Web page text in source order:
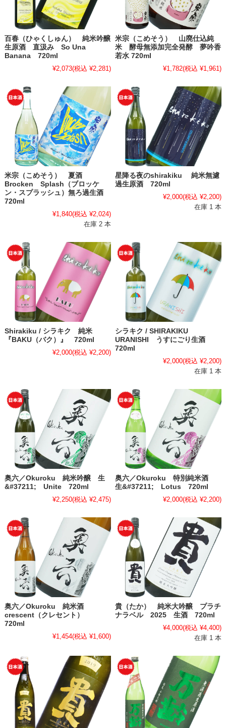
百春（ひゃくしゅん） 純米吟醸
生原酒 直汲み So Una
Banana 720ml
¥2,073(税込 ¥2,281)
米宗（こめそう） 山廃仕込純
米 酵母無添加完全発酵 夢吟香
若水 720ml
¥1,782(税込 ¥1,961)
米宗（こめそう） 夏酒
Brocken Splash（ブロッケ
ン・スプラッシュ）無ろ過生酒
720ml
¥1,840(税込 ¥2,024)
在庫 2 本
星降る夜のshirakiku 純米無濾
過生原酒 720ml
¥2,000(税込 ¥2,200)
在庫 1 本
Shirakiku / シラキク 純米
『BAKU（バク）』 720ml
¥2,000(税込 ¥2,200)
シラキク / SHIRAKIKU
URANISHI うすにごり生酒
720ml
¥2,000(税込 ¥2,200)
在庫 1 本
奥六／Okuroku 純米吟醸 生
&#37211; Unite 720ml
¥2,250(税込 ¥2,475)
奥六／Okuroku 特別純米酒
生&#37211; Lotus 720ml
¥2,000(税込 ¥2,200)
奥六／Okuroku 純米酒
crescent（クレセント）
720ml
¥1,454(税込 ¥1,600)
貴（たか） 純米大吟醸 プラチ
ナラベル 2025 生酒 720ml
¥4,000(税込 ¥4,400)
在庫 1 本